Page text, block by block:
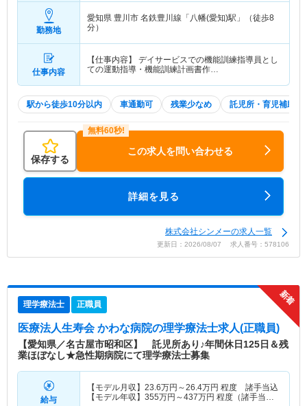
勤務地
愛知県 豊川市 名鉄豊川線「八幡(愛知)駅」（徒歩8
分）
仕事内容
【仕事内容】 デイサービスでの機能訓練指導員とし
ての運動指導・機能訓練計画書作…
駅から徒歩10分以内 車通勤可 残業少なめ 託児所・育児補助
保存する
この求人を問い合わせる
詳細を見る
株式会社シンメーの求人一覧
更新日：2026/08/07 求人番号：578106
理学療法士 正職員
医療法人生寿会 かわな病院の理学療法士求人(正職員)
【愛知県／名古屋市昭和区】 託児所あり♪年間休日125日＆残
業ほぼなし★急性期病院にて理学療法士募集
給与
【モデル月収】 23.6万円～26.4万円 程度 諸手当込
【モデル年収】 355万円～437万円 程度（諸手当